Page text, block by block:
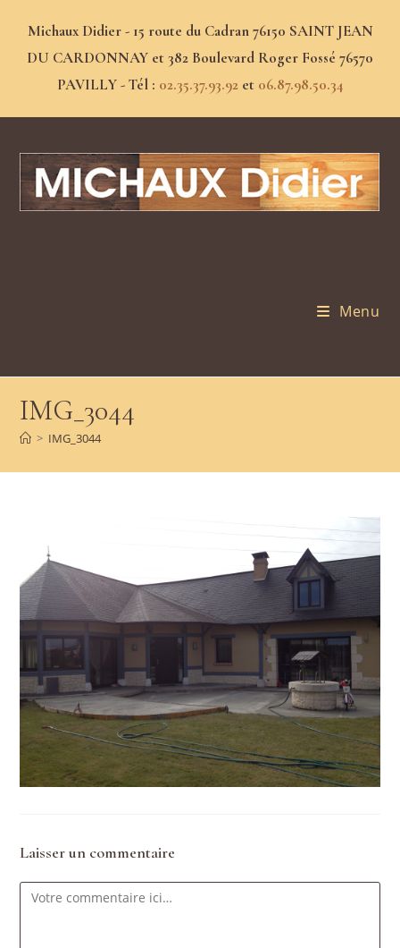
Michaux Didier - 15 route du Cadran 76150 SAINT JEAN
DU CARDONNAY et 382 Boulevard Roger Fossé 76570
PAVILLY - Tél : 02.35.37.93.92et 06.87.98.50.34
Menu
IMG_3044
> IMG_3044
Laisser un commentaire